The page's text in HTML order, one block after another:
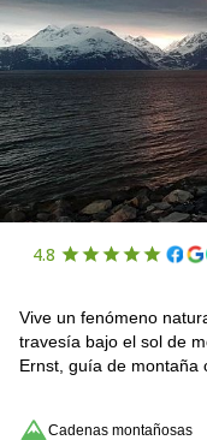
4.8
Vive un fenómeno
travesía bajo el sol de
Ernst, guía de montaña
Cadenas montañosas